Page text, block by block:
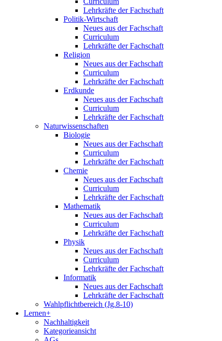
Lehrkräfte der Fachschaft
Politik-Wirtschaft
Neues aus der Fachschaft
Curriculum
Lehrkräfte der Fachschaft
Religion
Neues aus der Fachschaft
Curriculum
Lehrkräfte der Fachschaft
Erdkunde
Neues aus der Fachschaft
Curriculum
Lehrkräfte der Fachschaft
Naturwissenschaften
Biologie
Neues aus der Fachschaft
Curriculum
Lehrkräfte der Fachschaft
Chemie
Neues aus der Fachschaft
Curriculum
Lehrkräfte der Fachschaft
Mathematik
Neues aus der Fachschaft
Curriculum
Lehrkräfte der Fachschaft
Physik
Neues aus der Fachschaft
Curriculum
Lehrkräfte der Fachschaft
Informatik
Neues aus der Fachschaft
Lehrkräfte der Fachschaft
Wahlpflichtbereich (Jg.8-10)
Lernen+
Nachhaltigkeit
Kategorieansicht